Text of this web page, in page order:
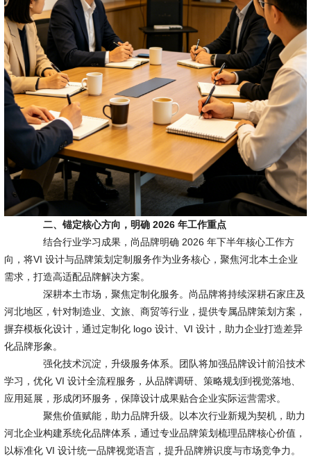
二、锚定核心方向，明确 2026 年工作重点
结合行业学习成果，尚品牌明确 2026 年下半年核心工作方
向，将VI 设计与品牌策划定制服务作为业务核心，聚焦河北本土企业
需求，打造高适配品牌解决方案。
深耕本土市场，聚焦定制化服务。尚品牌将持续深耕石家庄及
河北地区，针对制造业、文旅、商贸等行业，提供专属品牌策划方案，
摒弃模板化设计，通过定制化 logo 设计、VI 设计，助力企业打造差异
化品牌形象。
强化技术沉淀，升级服务体系。团队将加强品牌设计前沿技术
学习，优化 VI 设计全流程服务，从品牌调研、策略规划到视觉落地、
应用延展，形成闭环服务，保障设计成果贴合企业实际运营需求。
聚焦价值赋能，助力品牌升级。以本次行业新规为契机，助力
河北企业构建系统化品牌体系，通过专业品牌策划梳理品牌核心价值，
以标准化 VI 设计统一品牌视觉语言，提升品牌辨识度与市场竞争力。